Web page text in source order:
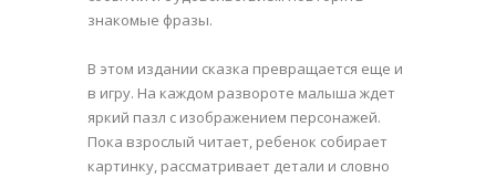
знакомые фразы.
В этом издании сказка превращается еще и
в игру. На каждом развороте малыша ждет
яркий пазл с изображением персонажей.
Пока взрослый читает, ребенок собирает
картинку, рассматривает детали и словно